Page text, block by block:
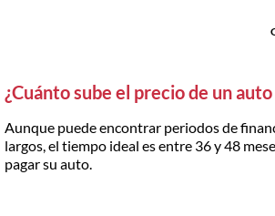
¿Cuánto sube el precio de un
Aunque puede encontrar periodos de
largos, el tiempo ideal es entre 36 y 48
pagar su auto.